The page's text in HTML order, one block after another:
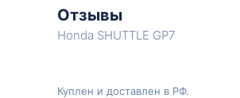
Отзывы
Honda SHUTTLE GP7
Куплен и доставлен в РФ.